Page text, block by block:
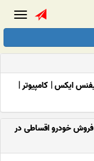
ایکس| کامپیوتر|
خودرو اقساطی در